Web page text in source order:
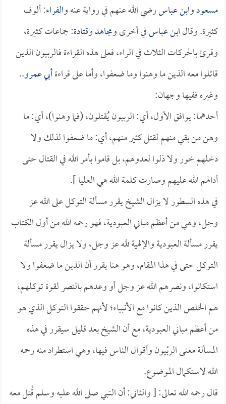
مسعودوابن عباسرضي الله عنهم في رواية عنه والفراء: ألوف
كثيرة. وقالابن عباسفي أخرى ومجاهدوقتادة: جماعات كثيرة،
وقرئ بالحركات الثلاث في الراء، فعلى هذه القراءة فالربيون الذين
قاتلوا معه الذين ما وهنوا وما ضعفوا، وأما على قراءةأبي عمرو..
وغيره ففيها وجهان:
أحدهما: يوافق الأول، أي: الربيون يُقتلون، (فما وهنوا)، أي: ما
وهن من بقي منهم لقتل كثير منهم، أي: ما ضعفوا لذلك ولا
دخلهم خور ولا ذلوا لعدوهم، بل قاموا بأمر الله في القتال حتى
أدالهم الله عليهم وصارت كلمة الله هي العليا ].
في هذه السطور لا يزال الشيخ يقرر مسألة التوكل على الله عز
وجل، وهي من أعظم مباني العبودية، فهو رحمه الله من أول الكتاب
يقرر مسألة العبودية والإلهية لله عز وجل، ولا يزال يقرر مسألة
التوكل حتى في هذا المقام، وهو هنا يقرر أن الذين ما ضعفوا ولا
استكانوا، ونصرهم الله عز وجل أو وعدهم بالنصر لقوة توكلهم،
هم الخلص الذين كانوا مع الأنبياء؛ لأنهم حققوا التوكل الذي هو
من أعظم مباني العبودية، مع أن الشيخ بعد قليل سيقرر في هذه
المسألة معنى الربّيون وأقوال الناس فيها، وهي استطراد منه رحمه
الله لاستكمال الموضوع.
قال رحمه الله تعالى: [ والثاني: أن النبي صلى الله عليه وسلم قُتل معه